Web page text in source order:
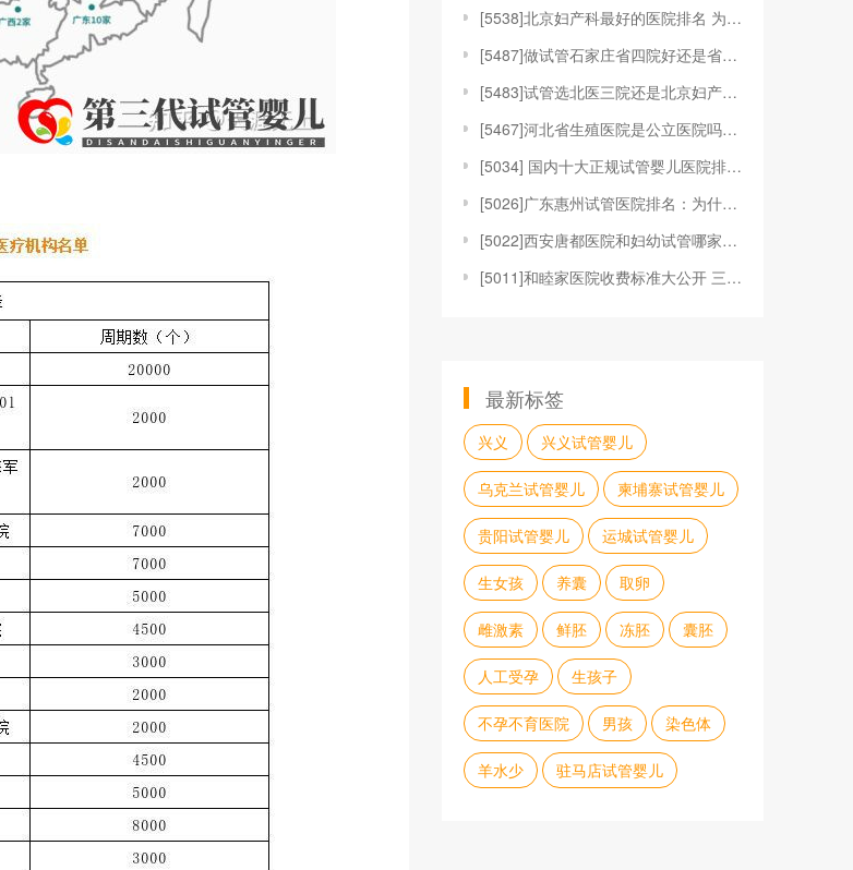
[5538]北京妇产科最好的医院排名 为什么要参考医
[5487]做试管石家庄省四院好还是省二院好？如何选
[5483]试管选北医三院还是北京妇产医院？哪个医院
[5467]河北省生殖医院是公立医院吗？这家医院好不
[5034] 国内十大正规试管婴儿医院排名，这三家三
[5026]广东惠州试管医院排名：为什么越来越多人关
[5022]西安唐都医院和妇幼试管哪家好，怎么选择？
[5011]和睦家医院收费标准大公开 三类试管婴儿你
最新标签
兴义 兴义试管婴儿
乌克兰试管婴儿 柬埔寨试管婴儿
贵阳试管婴儿 运城试管婴儿
生女孩 养囊 取卵
雌激素 鲜胚 冻胚 囊胚
人工受孕 生孩子
不孕不育医院 男孩 染色体
羊水少 驻马店试管婴儿